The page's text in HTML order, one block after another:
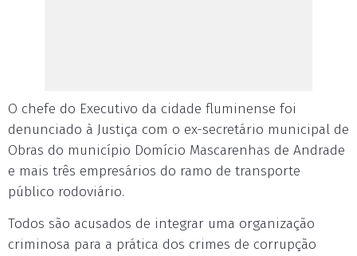
O chefe do Executivo da cidade fluminense foi
denunciado à Justiça com o ex-secretário municipal de
Obras do município Domício Mascarenhas de Andrade
e mais três empresários do ramo de transporte
público rodoviário.
Todos são acusados de integrar uma organização
criminosa para a prática dos crimes de corrupção